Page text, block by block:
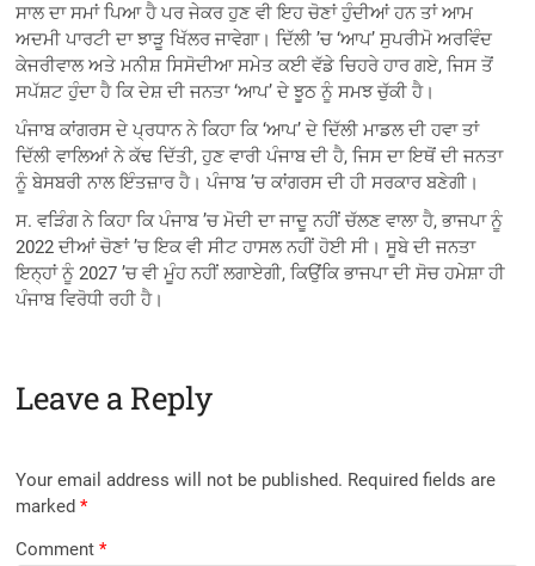
ਸਾਲ ਦਾ ਸਮਾਂ ਪਿਆ ਹੈ ਪਰ ਜੇਕਰ ਹੁਣ ਵੀ ਇਹ ਚੋਣਾਂ ਹੁੰਦੀਆਂ ਹਨ ਤਾਂ ਆਮ
ਅਦਮੀ ਪਾਰਟੀ ਦਾ ਝਾੜੂ ਖਿੱਲਰ ਜਾਵੇਗਾ। ਦਿੱਲੀ ’ਚ ‘ਆਪ’ ਸੁਪਰੀਮੋ ਅਰਵਿੰਦ
ਕੇਜਰੀਵਾਲ ਅਤੇ ਮਨੀਸ਼ ਸਿਸੋਦੀਆ ਸਮੇਤ ਕਈ ਵੱਡੇ ਚਿਹਰੇ ਹਾਰ ਗਏ, ਜਿਸ ਤੋਂ
ਸਪੱਸ਼ਟ ਹੁੰਦਾ ਹੈ ਕਿ ਦੇਸ਼ ਦੀ ਜਨਤਾ ‘ਆਪ’ ਦੇ ਝੂਠ ਨੂੰ ਸਮਝ ਚੁੱਕੀ ਹੈ।
ਪੰਜਾਬ ਕਾਂਗਰਸ ਦੇ ਪ੍ਰਧਾਨ ਨੇ ਕਿਹਾ ਕਿ ‘ਆਪ’ ਦੇ ਦਿੱਲੀ ਮਾਡਲ ਦੀ ਹਵਾ ਤਾਂ
ਦਿੱਲੀ ਵਾਲਿਆਂ ਨੇ ਕੱਢ ਦਿੱਤੀ, ਹੁਣ ਵਾਰੀ ਪੰਜਾਬ ਦੀ ਹੈ, ਜਿਸ ਦਾ ਇਥੋਂ ਦੀ ਜਨਤਾ
ਨੂੰ ਬੇਸਬਰੀ ਨਾਲ ਇੰਤਜ਼ਾਰ ਹੈ। ਪੰਜਾਬ ’ਚ ਕਾਂਗਰਸ ਦੀ ਹੀ ਸਰਕਾਰ ਬਣੇਗੀ।
ਸ. ਵੜਿੰਗ ਨੇ ਕਿਹਾ ਕਿ ਪੰਜਾਬ ’ਚ ਮੋਦੀ ਦਾ ਜਾਦੂ ਨਹੀਂ ਚੱਲਣ ਵਾਲਾ ਹੈ, ਭਾਜਪਾ ਨੂੰ
2022 ਦੀਆਂ ਚੋਣਾਂ ’ਚ ਇਕ ਵੀ ਸੀਟ ਹਾਸਲ ਨਹੀਂ ਹੋਈ ਸੀ। ਸੂਬੇ ਦੀ ਜਨਤਾ
ਇਨ੍ਹਾਂ ਨੂੰ 2027 ’ਚ ਵੀ ਮੂੰਹ ਨਹੀਂ ਲਗਾਏਗੀ, ਕਿਉਂਕਿ ਭਾਜਪਾ ਦੀ ਸੋਚ ਹਮੇਸ਼ਾ ਹੀ
ਪੰਜਾਬ ਵਿਰੋਧੀ ਰਹੀ ਹੈ।
Leave a Reply
Your email address will not be published. Required fields are
marked*
Comment*